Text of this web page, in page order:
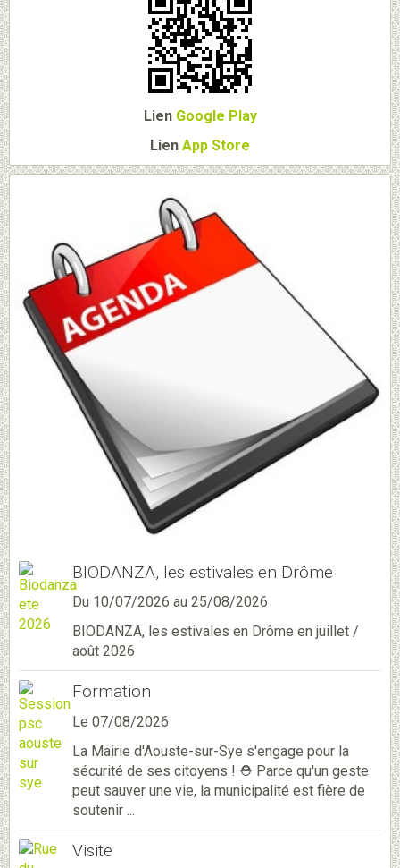
Lien Google Play
Lien App Store
BIODANZA, les estivales en Drôme
Du 10/07/2026 au 25/08/2026
BIODANZA, les estivales en Drôme en juillet /
août 2026
Formation
Le 07/08/2026
La Mairie d'Aouste-sur-Sye s'engage pour la
sécurité de ses citoyens ! ⛑️ Parce qu'un geste
peut sauver une vie, la municipalité est fière de
soutenir ...
Visite